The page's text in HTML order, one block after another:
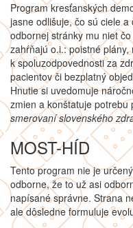
Program kresťanských
jasne odlišuje, čo sú ciele
odbornej stránky mu niet
zahŕňajú o.i.: poistné
k spoluzodpovednosti za
pacientov či bezplatný
Hnutie si uvedomuje
zmien a konštatuje potrebu
smerovaní slovenského
MOST-HÍD
Tento program nie je
odborne, že to už asi
napísané správne. Strana
ale dôsledne formuluje